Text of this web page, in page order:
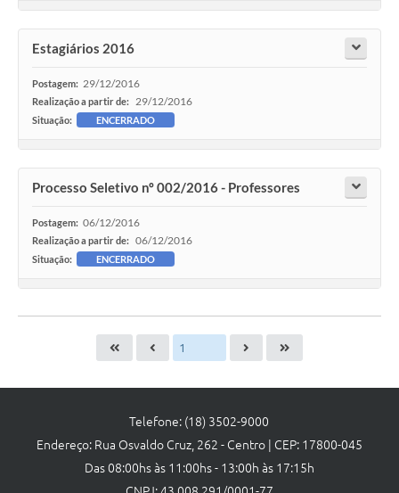
Estagiários 2016
Postagem: 29/12/2016
Realização a partir de: 29/12/2016
Situação: ENCERRADO
Processo Seletivo nº 002/2016 - Professores
Postagem: 06/12/2016
Realização a partir de: 06/12/2016
Situação: ENCERRADO
Telefone: (18) 3502-9000
Endereço: Rua Osvaldo Cruz, 262 - Centro | CEP: 17800-045
Das 08:00hs às 11:00hs - 13:00h às 17:15h